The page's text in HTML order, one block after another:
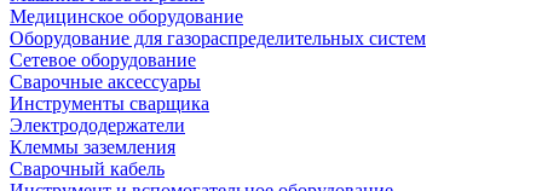
Медицинское оборудование
Оборудование для газораспределительных систем
Сетевое оборудование
Сварочные аксессуары
Инструменты сварщика
Электрододержатели
Клеммы заземления
Сварочный кабель